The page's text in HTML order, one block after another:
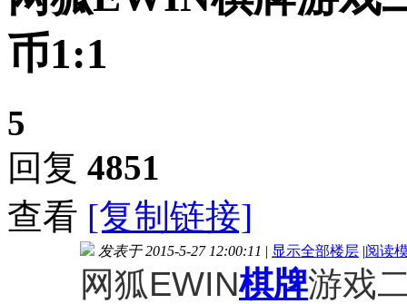
币1:1
5
回复 4851
查看 [复制链接]
发表于 2015-5-27 12:00:11 | 显示全部楼层 |阅读
网狐EWIN棋牌游戏